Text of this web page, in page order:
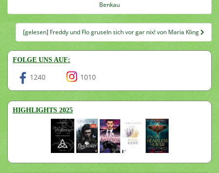
Benkau
[gelesen] Freddy und Flo gruseln sich vor gar nix! von Maria Kling
FOLGE UNS AUF:
1240 1010
HIGHLIGHTS 2025